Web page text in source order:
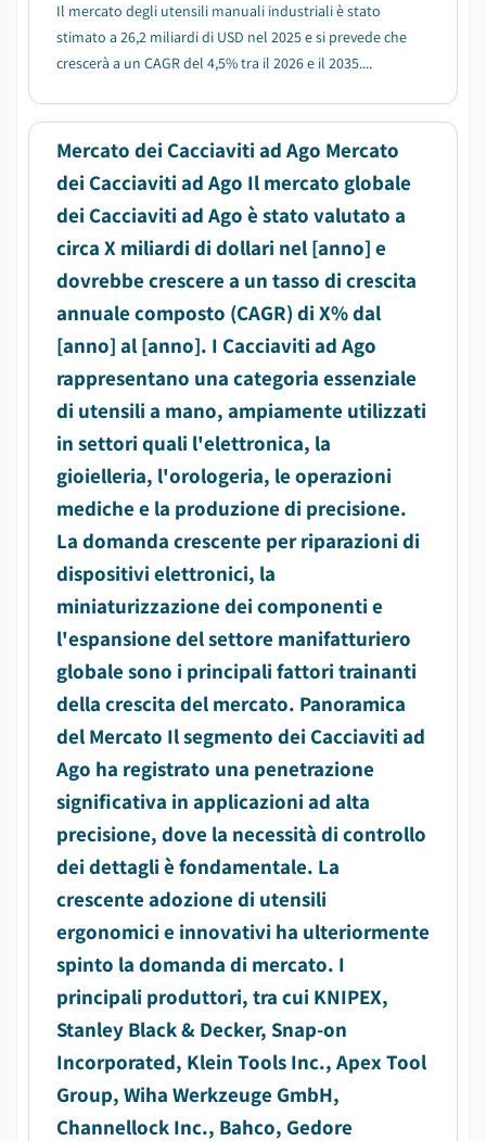
Il mercato degli utensili manuali industriali è stato
stimato a 26,2 miliardi di USD nel 2025 e si prevede che
crescerà a un CAGR del 4,5% tra il 2026 e il 2035....
Mercato dei Cacciaviti ad Ago Mercato
dei Cacciaviti ad Ago Il mercato globale
dei Cacciaviti ad Ago è stato valutato a
circa X miliardi di dollari nel [anno] e
dovrebbe crescere a un tasso di crescita
annuale composto (CAGR) di X% dal
[anno] al [anno]. I Cacciaviti ad Ago
rappresentano una categoria essenziale
di utensili a mano, ampiamente utilizzati
in settori quali l'elettronica, la
gioielleria, l'orologeria, le operazioni
mediche e la produzione di precisione.
La domanda crescente per riparazioni di
dispositivi elettronici, la
miniaturizzazione dei componenti e
l'espansione del settore manifatturiero
globale sono i principali fattori trainanti
della crescita del mercato. Panoramica
del Mercato Il segmento dei Cacciaviti ad
Ago ha registrato una penetrazione
significativa in applicazioni ad alta
precisione, dove la necessità di controllo
dei dettagli è fondamentale. La
crescente adozione di utensili
ergonomici e innovativi ha ulteriormente
spinto la domanda di mercato. I
principali produttori, tra cui KNIPEX,
Stanley Black & Decker, Snap-on
Incorporated, Klein Tools Inc., Apex Tool
Group, Wiha Werkzeuge GmbH,
Channellock Inc., Bahco, Gedore